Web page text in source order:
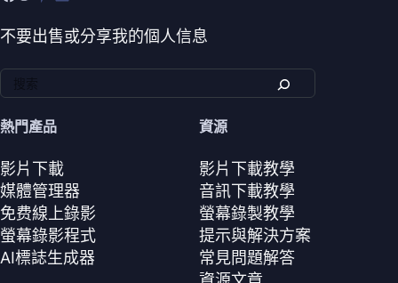
不要出售或分享我的個人信息
熱門產品
影片下載
媒體管理器
免费線上錄影
螢幕錄影程式
AI標誌生成器
資源
影片下載教學
音訊下載教學
螢幕錄製教學
提示與解決方案
常見問題解答